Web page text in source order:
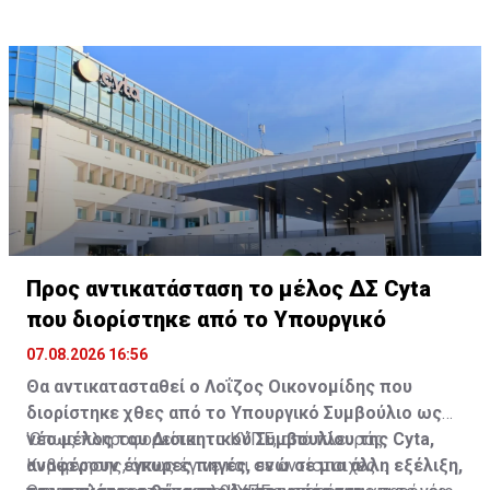
έγκαιρη ενημέρωση όλων των ενδιαφερόμενων
μερών».
Προς αντικατάσταση το μέλος ΔΣ Cyta
που διορίστηκε από το Υπουργικό
07.08.2026 16:56
Θα αντικατασταθεί ο Λοΐζος Οικονομίδης που
διορίστηκε χθες από το Υπουργικό Συμβούλιο ως
νέο μέλος του Διοικητικού Συμβουλίου της Cyta,
αναφέρουν έγκυρες πηγές, ενώ σε μια άλλη εξέλιξη,
'Οπως πληροφορείται το ΚΥΠΕ, από πλευράς
Κυβέρνησης, όπως έγινε και σε αντίστοιχες